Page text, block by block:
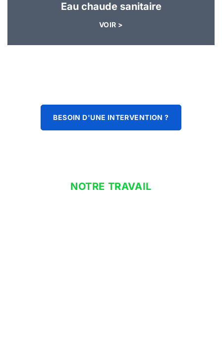
Eau chaude sanitaire
VOIR >
BESOIN D'UNE INTERVENTION ?
NOTRE TRAVAIL